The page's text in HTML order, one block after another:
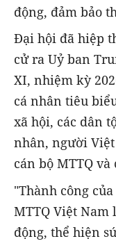
động, đảm bảo
Đại hội đã hiệp
cử ra Uỷ ban
XI, nhiệm kỳ
cá nhân tiêu
xã hội, các dân
nhân, người
cán bộ MTTQ
"Thành công
MTTQ Việt
động, thể hiện